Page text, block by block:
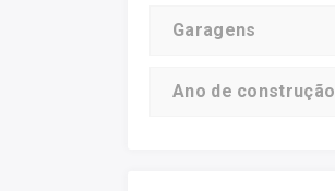
Garagens
Ano de construção